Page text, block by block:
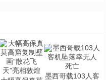
墨西哥载103人客